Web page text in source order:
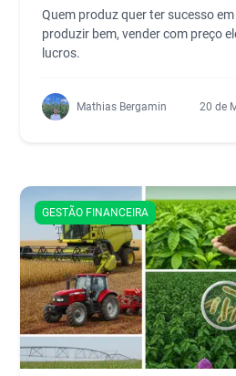
Quem produz quer ter sucesso
produzir bem, vender com preço
lucros.
Mathias Bergamin 20 de
GESTÃO FINANCEIRA